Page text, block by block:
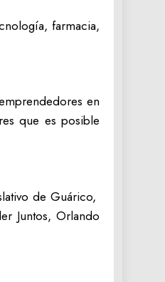
farmacia,
en
que es posible
de Guárico,
Juntos, Orlando